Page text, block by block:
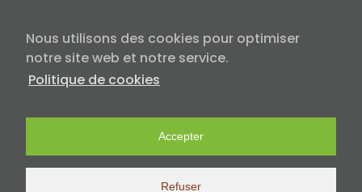
Nous utilisons des cookies pour optimiser
notre site web et notre service.
Politique de cookies
Accepter
Refuser